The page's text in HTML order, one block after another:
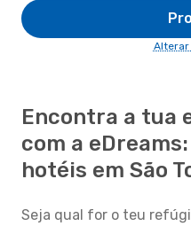
Alterar
Encontra a tua
com a
hotéis em São
Seja qual for o teu